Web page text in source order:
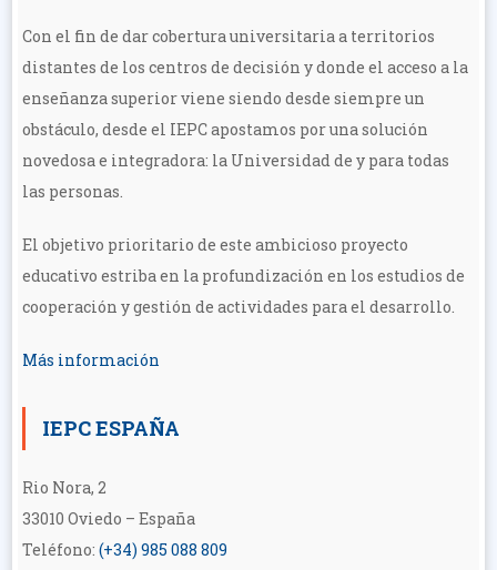
Con el fin de dar cobertura universitaria a territorios
distantes de los centros de decisión y donde el acceso a la
enseñanza superior viene siendo desde siempre un
obstáculo, desde el IEPC apostamos por una solución
novedosa e integradora: la Universidad de y para todas
las personas.
El objetivo prioritario de este ambicioso proyecto
educativo estriba en la profundización en los estudios de
cooperación y gestión de actividades para el desarrollo.
Más información
IEPC ESPAÑA
Rio Nora, 2
33010 Oviedo – España
Teléfono:(+34) 985 088 809